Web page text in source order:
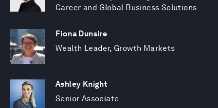
Career and Global Business Solutions
Fiona Dunsire
Wealth Leader, Growth Markets
Ashley Knight
Senior Associate